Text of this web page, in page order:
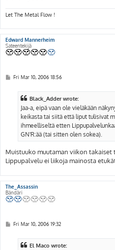
Let The Metal Flow !
Edward Mannerheim
Sateentekijä
PFri Mar 10, 2006 18:56
Black_Adder wrote:
Jaa-a, eipä vaan ole vieläkään
keikasta tai siitä että liput tulisivat
ihmeelliseltä etten
GN'R:ää (tai sitten olen sokea).
Muistuuko muutaman viikon takaiset
Lippupalvelu ei liikoja mainosta
The_Assassin
Bändäri
PFri Mar 10, 2006 19:32
El Maco wrote: